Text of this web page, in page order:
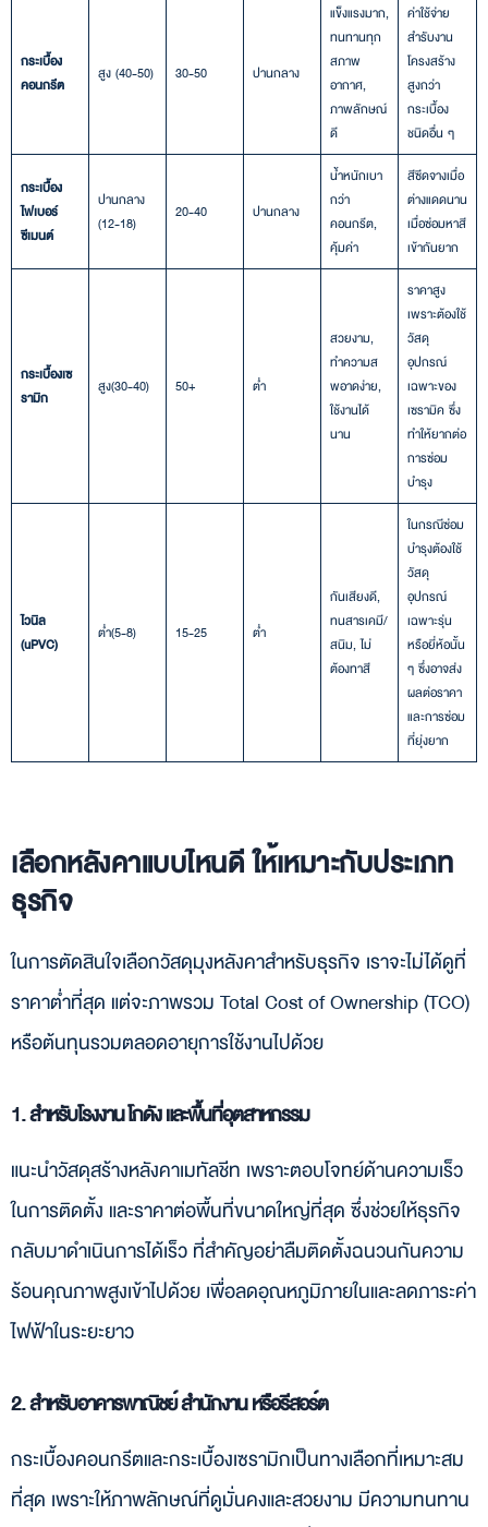
กระเบื้อง
คอนกรีต
สูง (40-50) 30-50 ปานกลาง
แข็งแรงมาก,
ทนทานทุก
สภาพ
อากาศ,
ภาพลักษณ์
ดี
ค่าใช้จ่าย
สำรับงาน
โครงสร้าง
สูงกว่า
กระเบื้อง
ชนิดอื่น ๆ
กระเบื้อง
ไฟเบอร์
ซีเมนต์
ปานกลาง
(12-18)
20-40 ปานกลาง
น้ำหนักเบา
กว่า
คอนกรีต,
คุ้มค่า
สีซีดจางเมื่อ
ต่างแดดนาน
เมื่อซ่อมหาสี
เข้ากันยาก
กระเบื้องเซ
รามิก
สูง(30-40) 50+ ต่ำ
สวยงาม,
ทำความส
พอาดง่าย,
ใช้งานได้
นาน
ราคาสูง
เพราะต้องใช้
วัสดุ
อุปกรณ์
เฉพาะของ
เซรามิค ซึ่ง
ทำให้ยากต่อ
การซ่อม
บำรุง
ไวนิล
(uPVC)
ต่ำ(5-8) 15-25 ต่ำ
กันเสียงดี,
ทนสารเคมี/
สนิม, ไม่
ต้องทาสี
ในกรณีซ่อม
บำรุงต้องใช้
วัสดุ
อุปกรณ์
เฉพาะรุ่น
หรือยี่ห้อนั้น
ๆ ซึ่งอาจส่ง
ผลต่อราคา
และการซ่อม
ที่ยุ่งยาก
เลือกหลังคาแบบไหนดี ให้เหมาะกับประเภท
ธุรกิจ
ในการตัดสินใจเลือกวัสดุมุงหลังคาสำหรับธุรกิจ เราจะไม่ได้ดูที่
ราคาต่ำที่สุด แต่จะภาพรวม Total Cost of Ownership (TCO)
หรือต้นทุนรวมตลอดอายุการใช้งานไปด้วย
1. สำหรับโรงงาน โกดัง และพื้นที่อุตสาหกรรม
แนะนำวัสดุสร้างหลังคาเมทัลชีท เพราะตอบโจทย์ด้านความเร็ว
ในการติดตั้ง และราคาต่อพื้นที่ขนาดใหญ่ที่สุด ซึ่งช่วยให้ธุรกิจ
กลับมาดำเนินการได้เร็ว ที่สำคัญอย่าลืมติดตั้งฉนวนกันความ
ร้อนคุณภาพสูงเข้าไปด้วย เพื่อลดอุณหภูมิภายในและลดภาระค่า
ไฟฟ้าในระยะยาว
2. สำหรับอาคารพาณิชย์ สำนักงาน หรือรีสอร์ต
กระเบื้องคอนกรีตและกระเบื้องเซรามิกเป็นทางเลือกที่เหมาะสม
ที่สุด เพราะให้ภาพลักษณ์ที่ดูมั่นคงและสวยงาม มีความทนทาน